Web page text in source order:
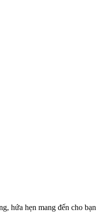
hứa hẹn mang đến cho bạn